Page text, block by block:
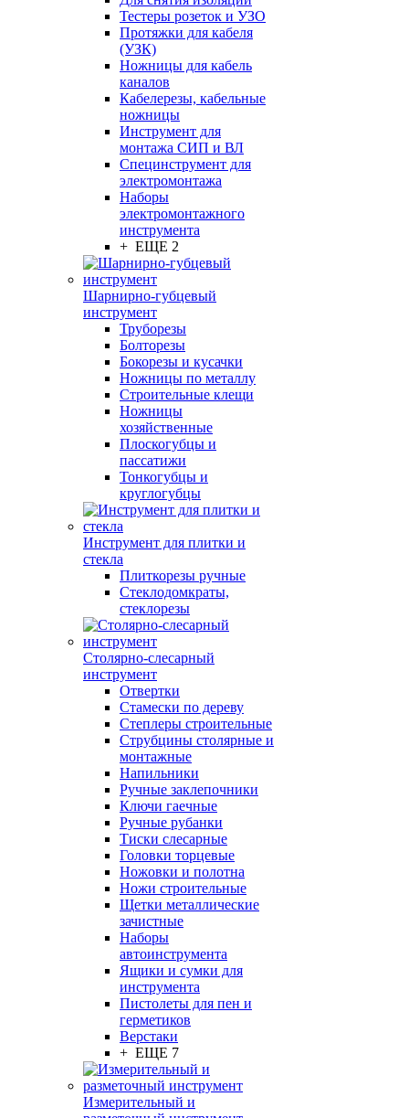
Тестеры розеток и УЗО
Протяжки для кабеля
(УЗК)
Ножницы для кабель
каналов
Кабелерезы, кабельные
ножницы
Инструмент для
монтажа СИП и ВЛ
Специнструмент для
электромонтажа
Наборы
электромонтажного
инструмента
+ ЕЩЕ 2
Шарнирно-губцевый
инструмент
Труборезы
Болторезы
Бокорезы и кусачки
Ножницы по металлу
Строительные клещи
Ножницы
хозяйственные
Плоскогубцы и
пассатижи
Тонкогубцы и
круглогубцы
Инструмент для плитки и
стекла
Плиткорезы ручные
Стеклодомкраты,
стеклорезы
Столярно-слесарный
инструмент
Отвертки
Стамески по дереву
Степлеры строительные
Струбцины столярные и
монтажные
Напильники
Ручные заклепочники
Ключи гаечные
Ручные рубанки
Тиски слесарные
Головки торцевые
Ножовки и полотна
Ножи строительные
Щетки металлические
зачистные
Наборы
автоинструмента
Ящики и сумки для
инструмента
Пистолеты для пен и
герметиков
Верстаки
+ ЕЩЕ 7
Измерительный и